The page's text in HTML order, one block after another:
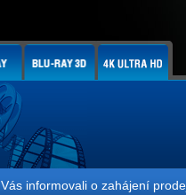
informovali o zahájení